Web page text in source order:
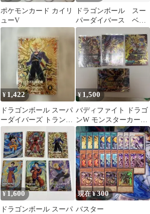
ポケモンカード カイリ
ューV
ドラゴンボール スー
パーダイバース ベジ
ータトランクス
¥ 1,422
ドラゴンボール スーパ
ーダイバーズ トランク
ス:青年期 PUR AP3-
PUR5
¥ 1,500
バディファイト ドラゴ
ンW モンスターカード
4枚セット
¥1,600
ドラゴンボール スーパ
現在 ¥300
バスター